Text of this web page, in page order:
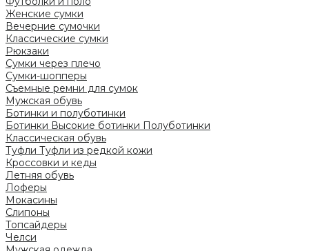
Женские сумки
Вечерние сумочки
Классические сумки
Рюкзаки
Сумки через плечо
Сумки-шопперы
Съемные ремни для сумок
Мужская обувь
Ботинки и полуботинки
Ботинки Высокие ботинки Полуботинки
Классическая обувь
Туфли Туфли из редкой кожи
Кроссовки и кеды
Летняя обувь
Лоферы
Мокасины
Слипоны
Топсайдеры
Челси